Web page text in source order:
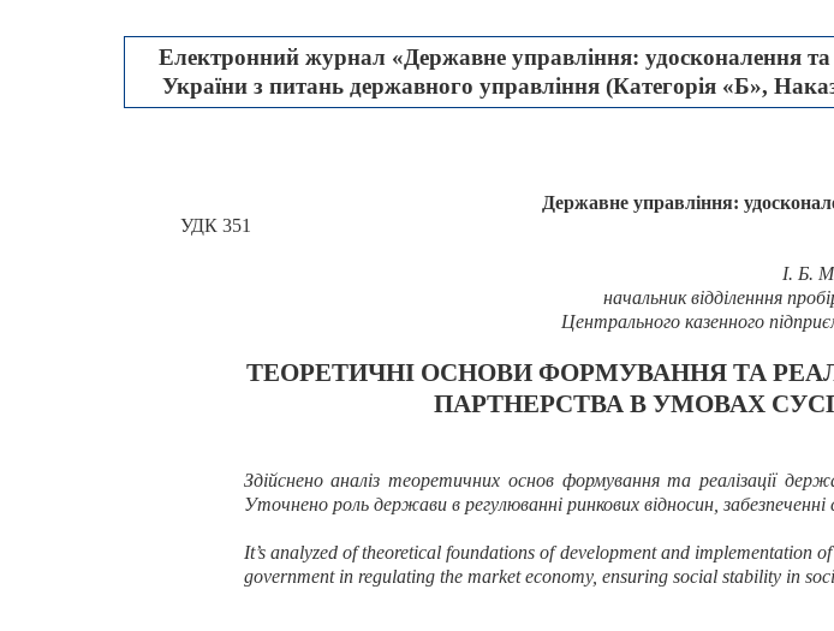
Електронний журнал «Державне управління: удосконалення
України з питань державного управління (Категорія «Б»,
Державне управління:
УДК 351
І. Б.
начальник відділенння
Центрального казенного
ТЕОРЕТИЧНІ ОСНОВИ ФОРМУВАННЯ ТА
ПАРТНЕРСТВА В УМОВАХ
Здійснено аналіз теоретичних основ формування та реалізації
Уточнено роль держави в регулюванні ринкових відносин, забезпеченні
It’s analyzed of theoretical foundations of development and
government in regulating the market economy, ensuring social stability in